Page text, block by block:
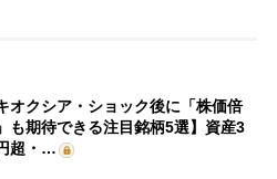
キオクシア・ショック後に「株価倍
も期待できる注目銘柄5選】資産3
超・…